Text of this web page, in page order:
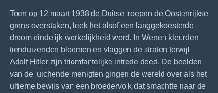
Toen op 12 maart 1938 de Duitse troepen de Oostenrijkse
grens overstaken, leek het alsof een langgekoesterde
droom eindelijk werkelijkheid werd. In Wenen kleurden
tienduizenden bloemen en vlaggen de straten terwijl
Adolf Hitler zijn triomfantelijke intrede deed. De beelden
van de juichende menigten gingen de wereld over als het
ultieme bewijs van een broedervolk dat smachtte naar de